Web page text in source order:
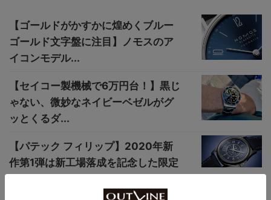
【ゴールドがかすかに煌めくブルー
ゴールド文字盤に注目】ノモスのア
イコンモデル...
【セイコー製機械で6万円台！】黒じ
ゃない、微妙なネイビーベゼルがグ
ッとくるダ...
【パテック フィリップ】2020年新
作第1弾は新工場落成を記念した限定